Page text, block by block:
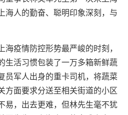
海人的勤奋、聪明印象深刻，与
海疫情防控形势最严峻的时刻，
生活习惯包装了一万多箱新鲜蔬
员军人出身的重卡司机，将蔬菜
方面要求分送至相关街道的小区
易，出去更难，但林先生毫不犹